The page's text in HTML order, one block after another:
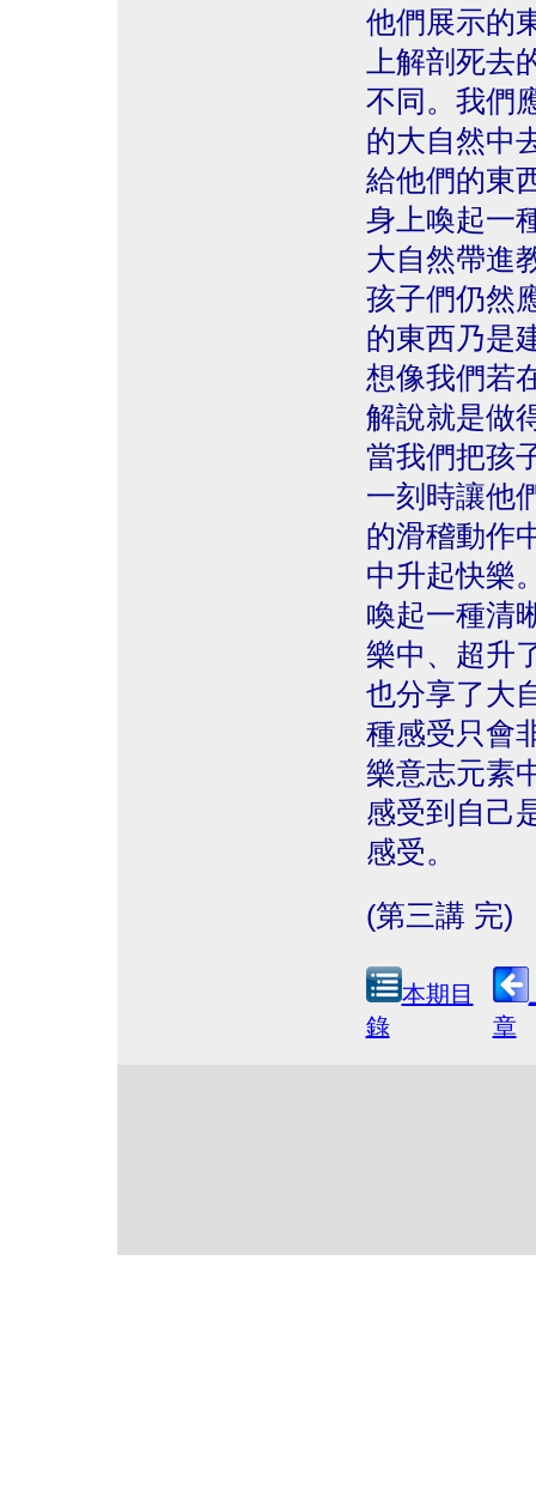
他們展示的
上解剖死
不同。我們
的大自然中
給他們的東
身上喚起一
大自然帶進
孩子們仍然
的東西乃是
想像我們若
解說就是做
當我們把孩
一刻時讓他
的滑稽動作
中升起快樂
喚起一種清
樂中、超升
也分享了大
種感受只會
樂意志元素
感受到自己
感受。
(第三講 完)
本期目
錄
章